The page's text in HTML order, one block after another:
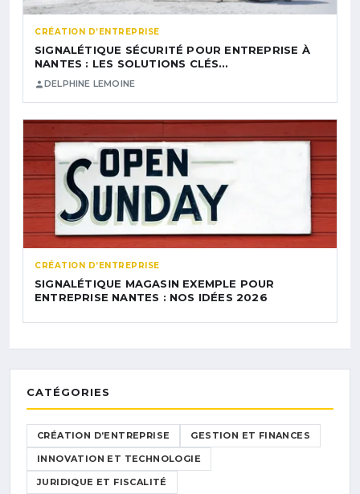
CRÉATION D’ENTREPRISE
SIGNALÉTIQUE SÉCURITÉ POUR ENTREPRISE À
NANTES : LES SOLUTIONS CLÉS…
DELPHINE LEMOINE
CRÉATION D’ENTREPRISE
SIGNALÉTIQUE MAGASIN EXEMPLE POUR
ENTREPRISE NANTES : NOS IDÉES 2026
CATÉGORIES
CRÉATION D’ENTREPRISE GESTION ET FINANCES
INNOVATION ET TECHNOLOGIE
JURIDIQUE ET FISCALITÉ